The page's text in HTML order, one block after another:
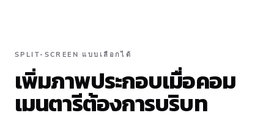
SPLIT-SCREEN แบบเลือกได้
เพิ่มภาพประกอบเมื่อคอม
เมนตารีต้องการบริบท